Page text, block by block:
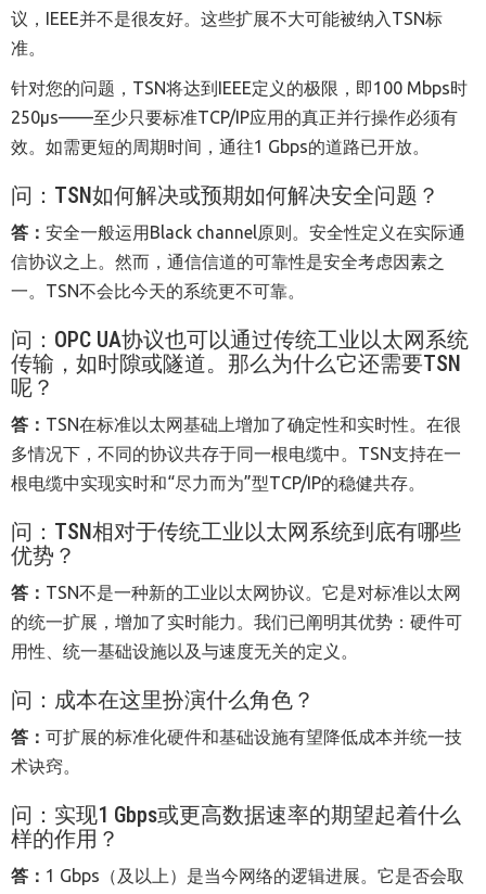
议，IEEE并不是很友好。这些扩展不大可能被纳入TSN标
准。
针对您的问题，TSN将达到IEEE定义的极限，即100 Mbps时
250μs——至少只要标准TCP/IP应用的真正并行操作必须有
效。如需更短的周期时间，通往1 Gbps的道路已开放。
问： TSN如何解决或预期如何解决安全问题？
答： 安全一般运用Black channel原则。安全性定义在实际通
信协议之上。然而，通信信道的可靠性是安全考虑因素之
一。TSN不会比今天的系统更不可靠。
问： OPC UA协议也可以通过传统工业以太网系统
传输，如时隙或隧道。那么为什么它还需要TSN
呢？
答： TSN在标准以太网基础上增加了确定性和实时性。在很
多情况下，不同的协议共存于同一根电缆中。TSN支持在一
根电缆中实现实时和“尽力而为”型TCP/IP的稳健共存。
问： TSN相对于传统工业以太网系统到底有哪些
优势？
答： TSN不是一种新的工业以太网协议。它是对标准以太网
的统一扩展，增加了实时能力。我们已阐明其优势：硬件可
用性、统一基础设施以及与速度无关的定义。
问：成本在这里扮演什么角色？
答： 可扩展的标准化硬件和基础设施有望降低成本并统一技
术诀窍。
问：实现1 Gbps或更高数据速率的期望起着什么
样的作用？
答： 1 Gbps（及以上）是当今网络的逻辑进展。它是否会取